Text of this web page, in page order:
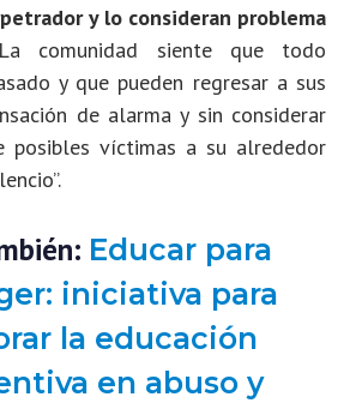
y lo consideran problema
comunidad siente que todo
y que pueden regresar a sus
de alarma y sin considerar
posibles víctimas a su alrededor
Educar para
iniciativa para
la educación
en abuso y